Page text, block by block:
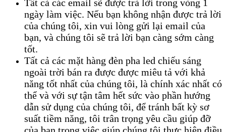
Tất cả các email sẽ được trả lời trong vòng 1
ngày làm việc. Nếu bạn không nhận được trả lời
của chúng tôi, xin vui lòng gửi lại email của
bạn, và chúng tôi sẽ trả lời bạn càng sớm càng
tốt.
Tất cả các mặt hàng đèn pha led chiếu sáng
ngoài trời bán ra được được miêu tả với khả
năng tốt nhất của chúng tôi, là chính xác nhất có
thể và với sự tận tâm hết sức vào phần hướng
dẫn sử dụng của chúng tôi, để tránh bất kỳ sơ
suất tiềm năng, tôi trân trọng yêu cầu giúp đỡ